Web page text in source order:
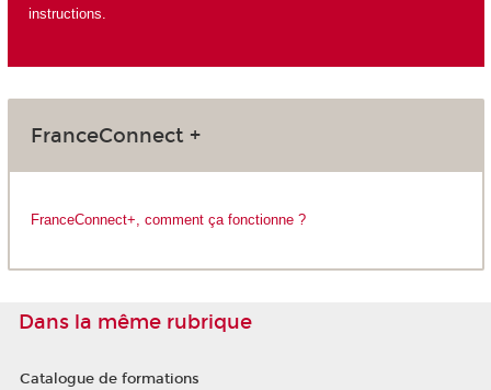
instructions.
FranceConnect +
FranceConnect+, comment ça fonctionne ?
Dans la même rubrique
Catalogue de formations